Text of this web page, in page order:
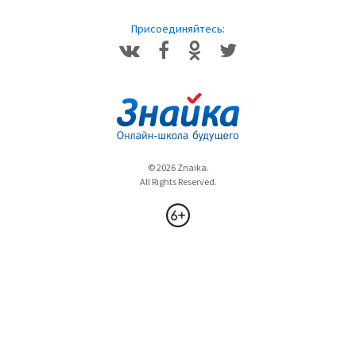
Присоединяйтесь:
© 2026 Znaika.
All Rights Reserved.